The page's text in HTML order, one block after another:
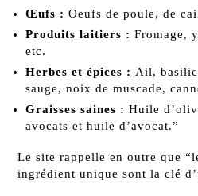
Œufs :Oeufs de poule, de
Produits laitiers :Fromage,
etc.
Herbes et épices : Ail,
sauge, noix de muscade,
Graisses saines : Huile
avocats et huile d’avocat.”
Le site rappelle en outre que
ingrédient unique sont la clé